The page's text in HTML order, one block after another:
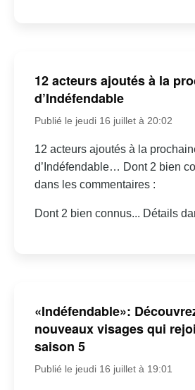
12 acteurs ajoutés à la
d’Indéfendable
Publié le jeudi 16 juillet à 20:02
12 acteurs ajoutés à la
d’Indéfendable… Dont 2 bien
dans les commentaires :
Dont 2 bien connus... Détails
«Indéfendable»:
nouveaux visages qui
saison 5
Publié le jeudi 16 juillet à 19:01